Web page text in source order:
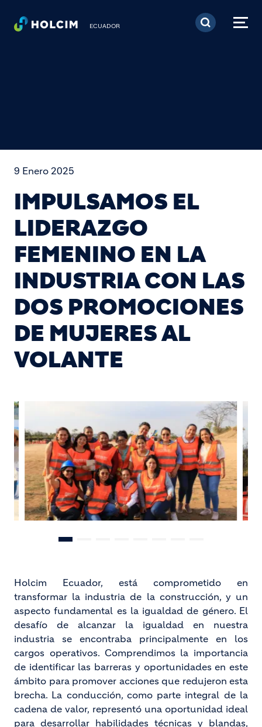
Pasar al contenido
ECUADOR
9 Enero 2025
IMPULSAMOS EL
LIDERAZGO
FEMENINO EN LA
INDUSTRIA CON LAS
DOS PROMOCIONES
DE MUJERES AL
VOLANTE
Holcim Ecuador, está comprometido en
transformar la industria de la construcción, y un
aspecto fundamental es la igualdad de género. El
desafío de alcanzar la igualdad en nuestra
industria se encontraba principalmente en los
cargos operativos. Comprendimos la importancia
de identificar las barreras y oportunidades en este
ámbito para promover acciones que redujeron esta
brecha. La conducción, como parte integral de la
cadena de valor, representó una oportunidad ideal
para desarrollar habilidades técnicas y blandas,